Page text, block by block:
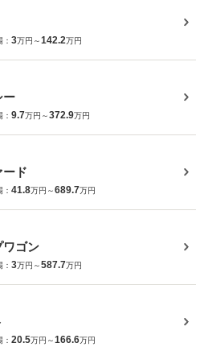
3万円～142.2万円
ー
9.7万円～372.9万円
ード
41.8万円～689.7万円
ワゴン
3万円～587.7万円
20.5万円～166.6万円